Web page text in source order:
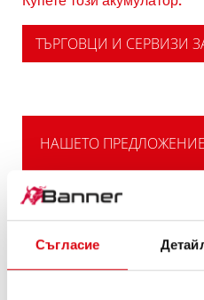
Съгласие
ТЪРГОВЦИ И СЕРВИЗИ
МОЩНАТА
НАШЕТО